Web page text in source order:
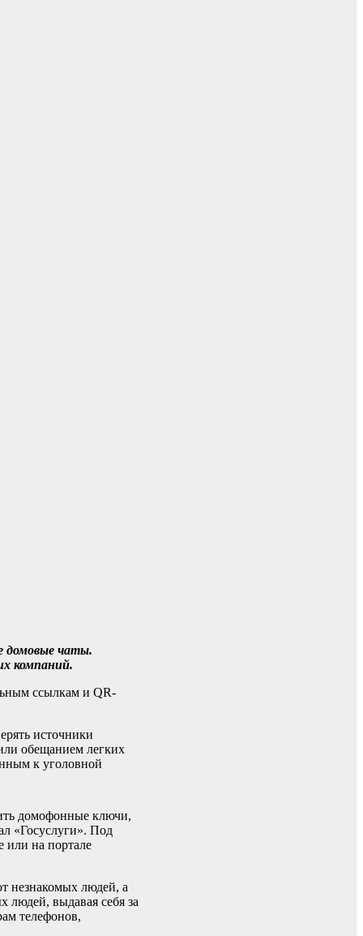
домовые чаты.
компаний.
ссылкам и QR-
источники
обещанием легких
к уголовной
домофонные ключи,
«Госуслуги». Под
на портале
незнакомых людей, а
людей, выдавая себя за
телефонов,